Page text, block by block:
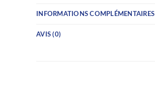
INFORMATIONS COMPLÉMENTAIRES
AVIS (0)